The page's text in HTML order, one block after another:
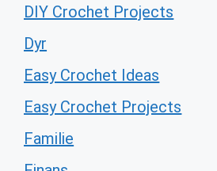
DIY Crochet Projects
Dyr
Easy Crochet Ideas
Easy Crochet Projects
Familie